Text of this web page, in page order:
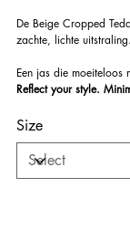
De Beige Cropped
zachte, lichte
Een jas die moeiteloos
Reflect your style.
Size